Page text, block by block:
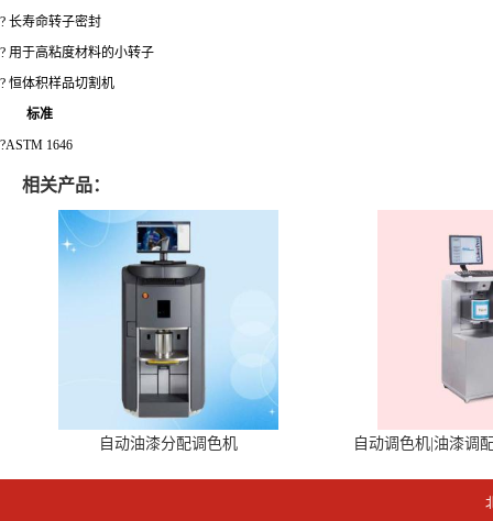
? 长寿命转子密封
? 用于高粘度材料的小转子
? 恒体积样品切割机
标准
?ASTM 1646
相关产品：
自动油漆分配调色机 自动调色机|油漆调